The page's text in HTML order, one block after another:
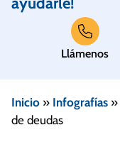
Llámenos
Inicio » Infografías »
de deudas